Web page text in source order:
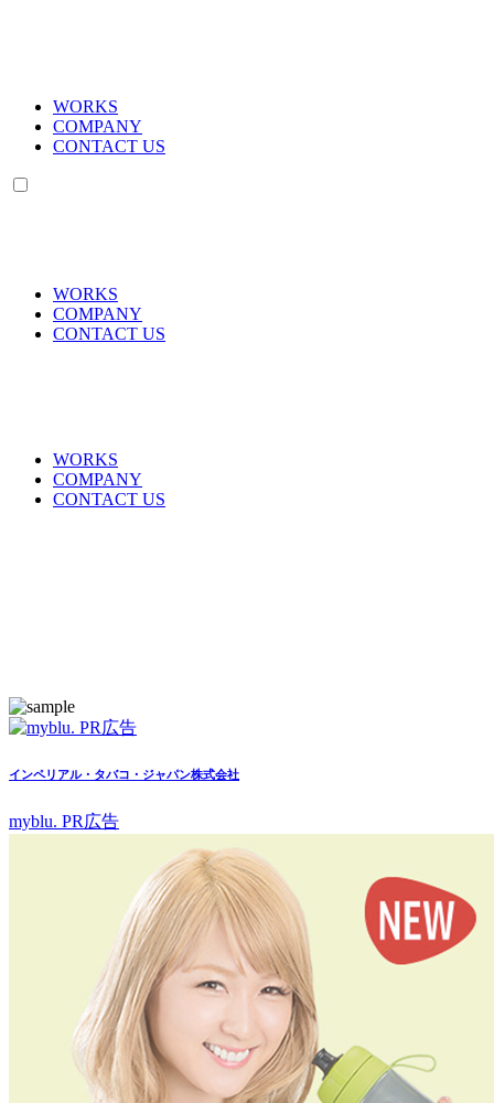
WORKS
COMPANY
CONTACT US
WORKS
COMPANY
CONTACT US
WORKS
COMPANY
CONTACT US
インペリアル・タバコ・ジャパン株式会社
myblu. PR広告